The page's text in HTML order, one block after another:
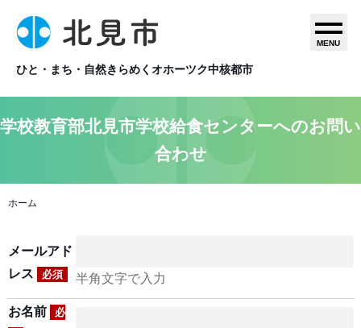
ひと・まち・自然きらめくオホーツク中核都市
MENU
学校教育部北見市学校給食センターへのお問い
合わせ
ホーム
メールアド
レス
必須 半角文字で入力
お名前
必